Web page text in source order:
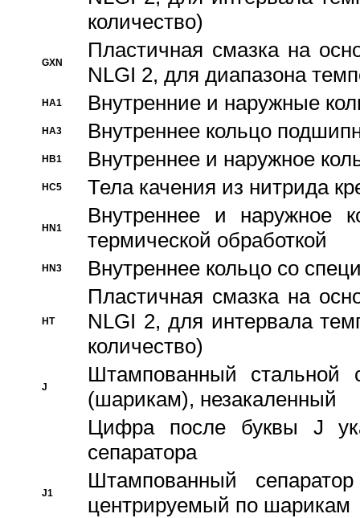
количество)
GXN
Пластичная смазка на
NLGI 2, для диапазона
HA1 Внутренние и наружные
HA3 Bнутреннее кольцо
HB1 Bнутреннее и наружное
HC5 Тела качения из нитрида
HN1
Bнутреннее и наружное
термической обработкой
HN3 Внутреннее кольцо со
HT
Пластичная смазка на
NLGI 2, для интервала
количество)
J
Штампованный стальной
(шарикам), незакаленный
Цифра после буквы J
сепаратора
J1
Штампованный
центрируемый по шарикам